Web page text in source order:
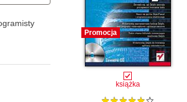
Promocja
książka